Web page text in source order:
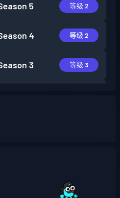
5 等级 2
4 等级 2
3 等级 3